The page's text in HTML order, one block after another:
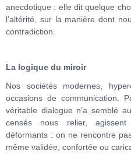
anecdotique : elle dit quelque
l’altérité, sur la manière dont
contradiction.
La logique du miroir
Nos sociétés modernes,
occasions de communication.
véritable dialogue n’a semblé
censés nous relier,
déformants : on ne rencontre
même validée, confortée ou